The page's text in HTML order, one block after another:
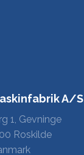
A/S
1, Gevninge
Roskilde​​